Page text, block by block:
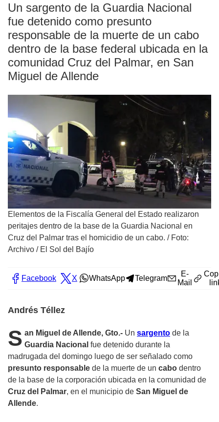
Un sargento de la Guardia Nacional
fue detenido como presunto
responsable de la muerte de un cabo
dentro de la base federal ubicada en la
comunidad Cruz del Palmar, en San
Miguel de Allende
Elementos de la Fiscalía General del Estado realizaron
peritajes dentro de la base de la Guardia Nacional en
Cruz del Palmar tras el homicidio de un cabo. / Foto:
Archivo / El Sol del Bajío
Facebook X WhatsApp Telegram
E-
Mail
Andrés Téllez
S an Miguel de Allende, Gto.- Un sargento de la
Guardia Nacional fue detenido durante la
madrugada del domingo luego de ser señalado como
presunto responsable de la muerte de un cabo dentro
de la base de la corporación ubicada en la comunidad de
Cruz del Palmar, en el municipio de San Miguel de
Allende.